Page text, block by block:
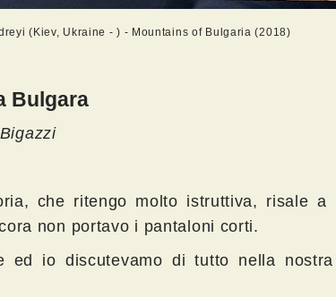
(Kiev, Ukraine - ) - Mountains of Bulgaria (2018)
Bulgara
che ritengo molto istruttiva, risale a
non portavo i pantaloni corti.
ed io discutevamo di tutto nella nostra